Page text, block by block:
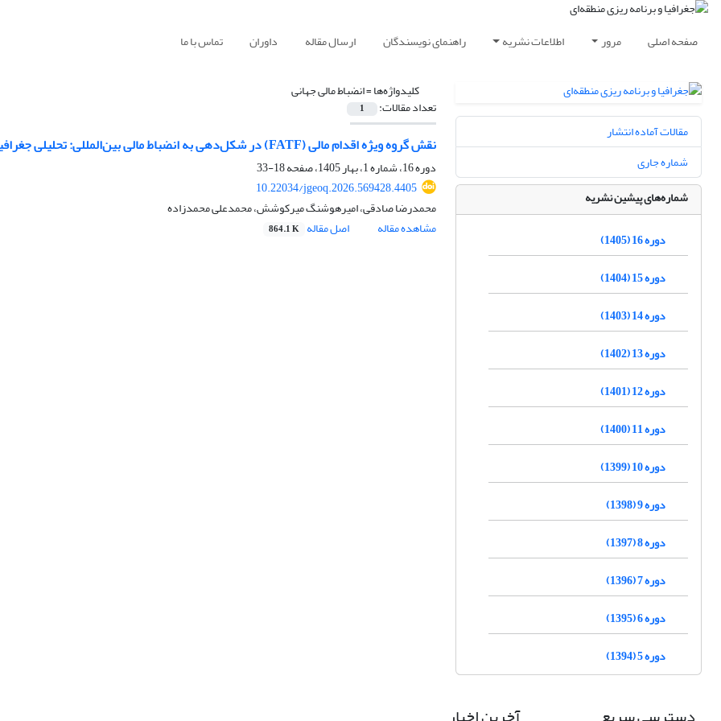
صفحه اصلی مرور اطلاعات نشریه راهنمای نویسندگان ارسال مقاله داوران تماس با ما
کلیدواژه‌ها =انضباط مالی جهانی
تعداد مقالات: 1
نقش گروه ویژه اقدام مالی (FATF) در شکل‌دهی به انضباط مالی بین‌المللی: تحلیلی جغرافیایی از حقوق نرم و حکمرانی فضایی نظام مالی جهانی
دوره 16، شماره 1، بهار 1405، صفحه
18-33
10.22034/jgeoq.2026.569428.4405
محمدرضا صادقی، امیرهوشنگ میرکوشش، محمدعلی محمدزاده
مشاهده مقاله
اصل مقاله 864.1 K
مقالات آماده انتشار
شماره جاری
شماره‌های پیشین نشریه
دوره 16 (1405)
دوره 15 (1404)
دوره 14 (1403)
دوره 13 (1402)
دوره 12 (1401)
دوره 11 (1400)
دوره 10 (1399)
دوره 9 (1398)
دوره 8 (1397)
دوره 7 (1396)
دوره 6 (1395)
دوره 5 (1394)